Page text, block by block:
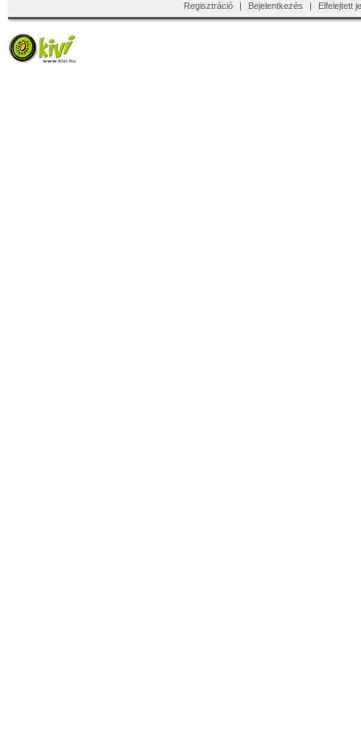
Regisztráció | Bejelentkezés | Elfelejtett